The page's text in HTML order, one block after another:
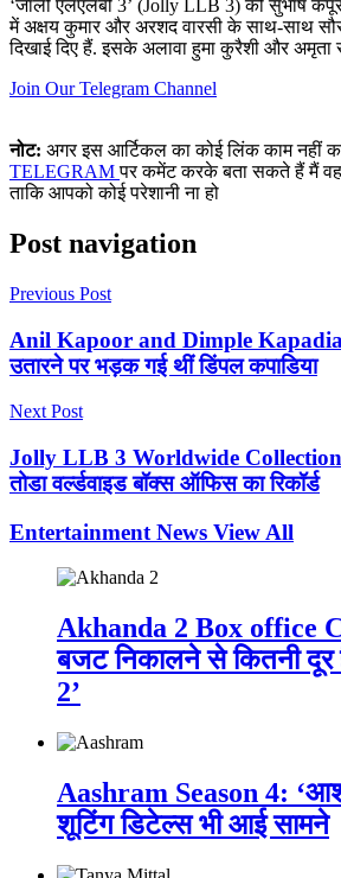
‘जॉली एलएलबी 3’ (Jolly LLB 3) को सुभाष
में अक्षय कुमार और अरशद वारसी के साथ-साथ
दिखाई दिए हैं. इसके अलावा हुमा कुरैशी और अमृता
Join Our Telegram Channel
नोट: अगर इस आर्टिकल का कोई लिंक काम नहीं
TELEGRAMपर कमेंट करके बता सकते हैं मैं
ताकि आपको कोई परेशानी ना हो
Post navigation
Previous Post
Anil Kapoor and Dimple
उतारने पर भड़क गई थीं डिंपल कपाडिया
Next Post
Jolly LLB 3 Worldwide
तोडा वर्ल्डवाइड बॉक्स ऑफिस का रिकॉर्ड
Entertainment News View All
Akhanda 2 Box office
बजट निकालने से कितनी दूर
2’
Aashram Season 4:
शूटिंग डिटेल्स भी आई सामने